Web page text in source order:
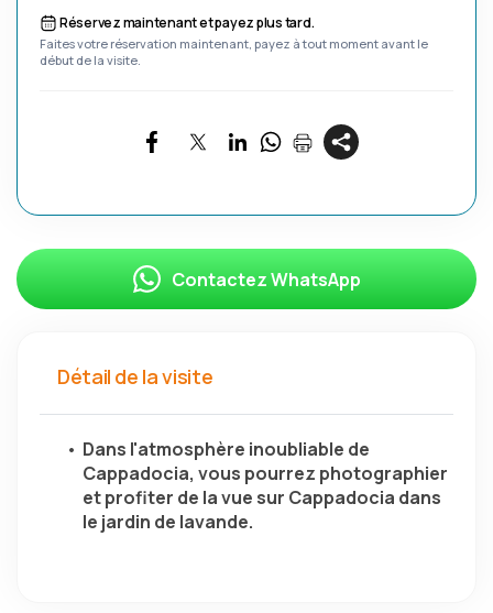
Détail de la visite
Dans l'atmosphère inoubliable de
Cappadocia, vous pourrez photographier
et profiter de la vue sur Cappadocia dans
le jardin de lavande.
Réservez maintenant et payez plus tard.
Faites votre réservation maintenant, payez à tout moment avant le
début de la visite.
Contactez WhatsApp